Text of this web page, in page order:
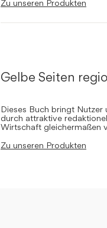
Zu unseren Produkten
Gelbe Seiten
Dieses Buch bringt
durch attraktive
Wirtschaft gleichermaßen
Zu unseren Produkten